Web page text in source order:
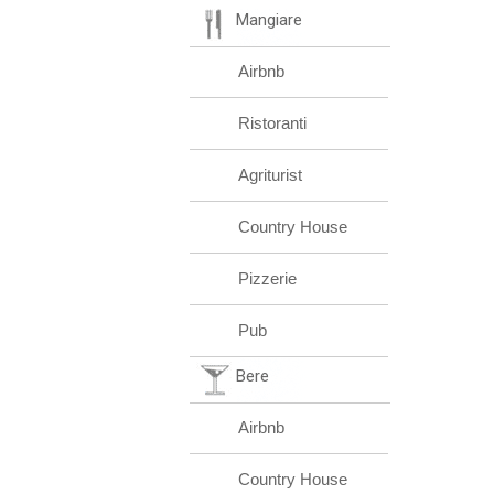
Mangiare
Airbnb
Ristoranti
Agriturist
Country House
Pizzerie
Pub
Bere
Airbnb
Country House